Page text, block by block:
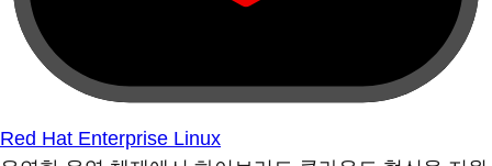
Red Hat Enterprise Linux